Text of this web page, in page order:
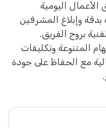
الأعمال اليومية
وإبلاغ المشرفين
بروح الفريق.
المتنوعة وتكليفات
مع الحفاظ على جودة